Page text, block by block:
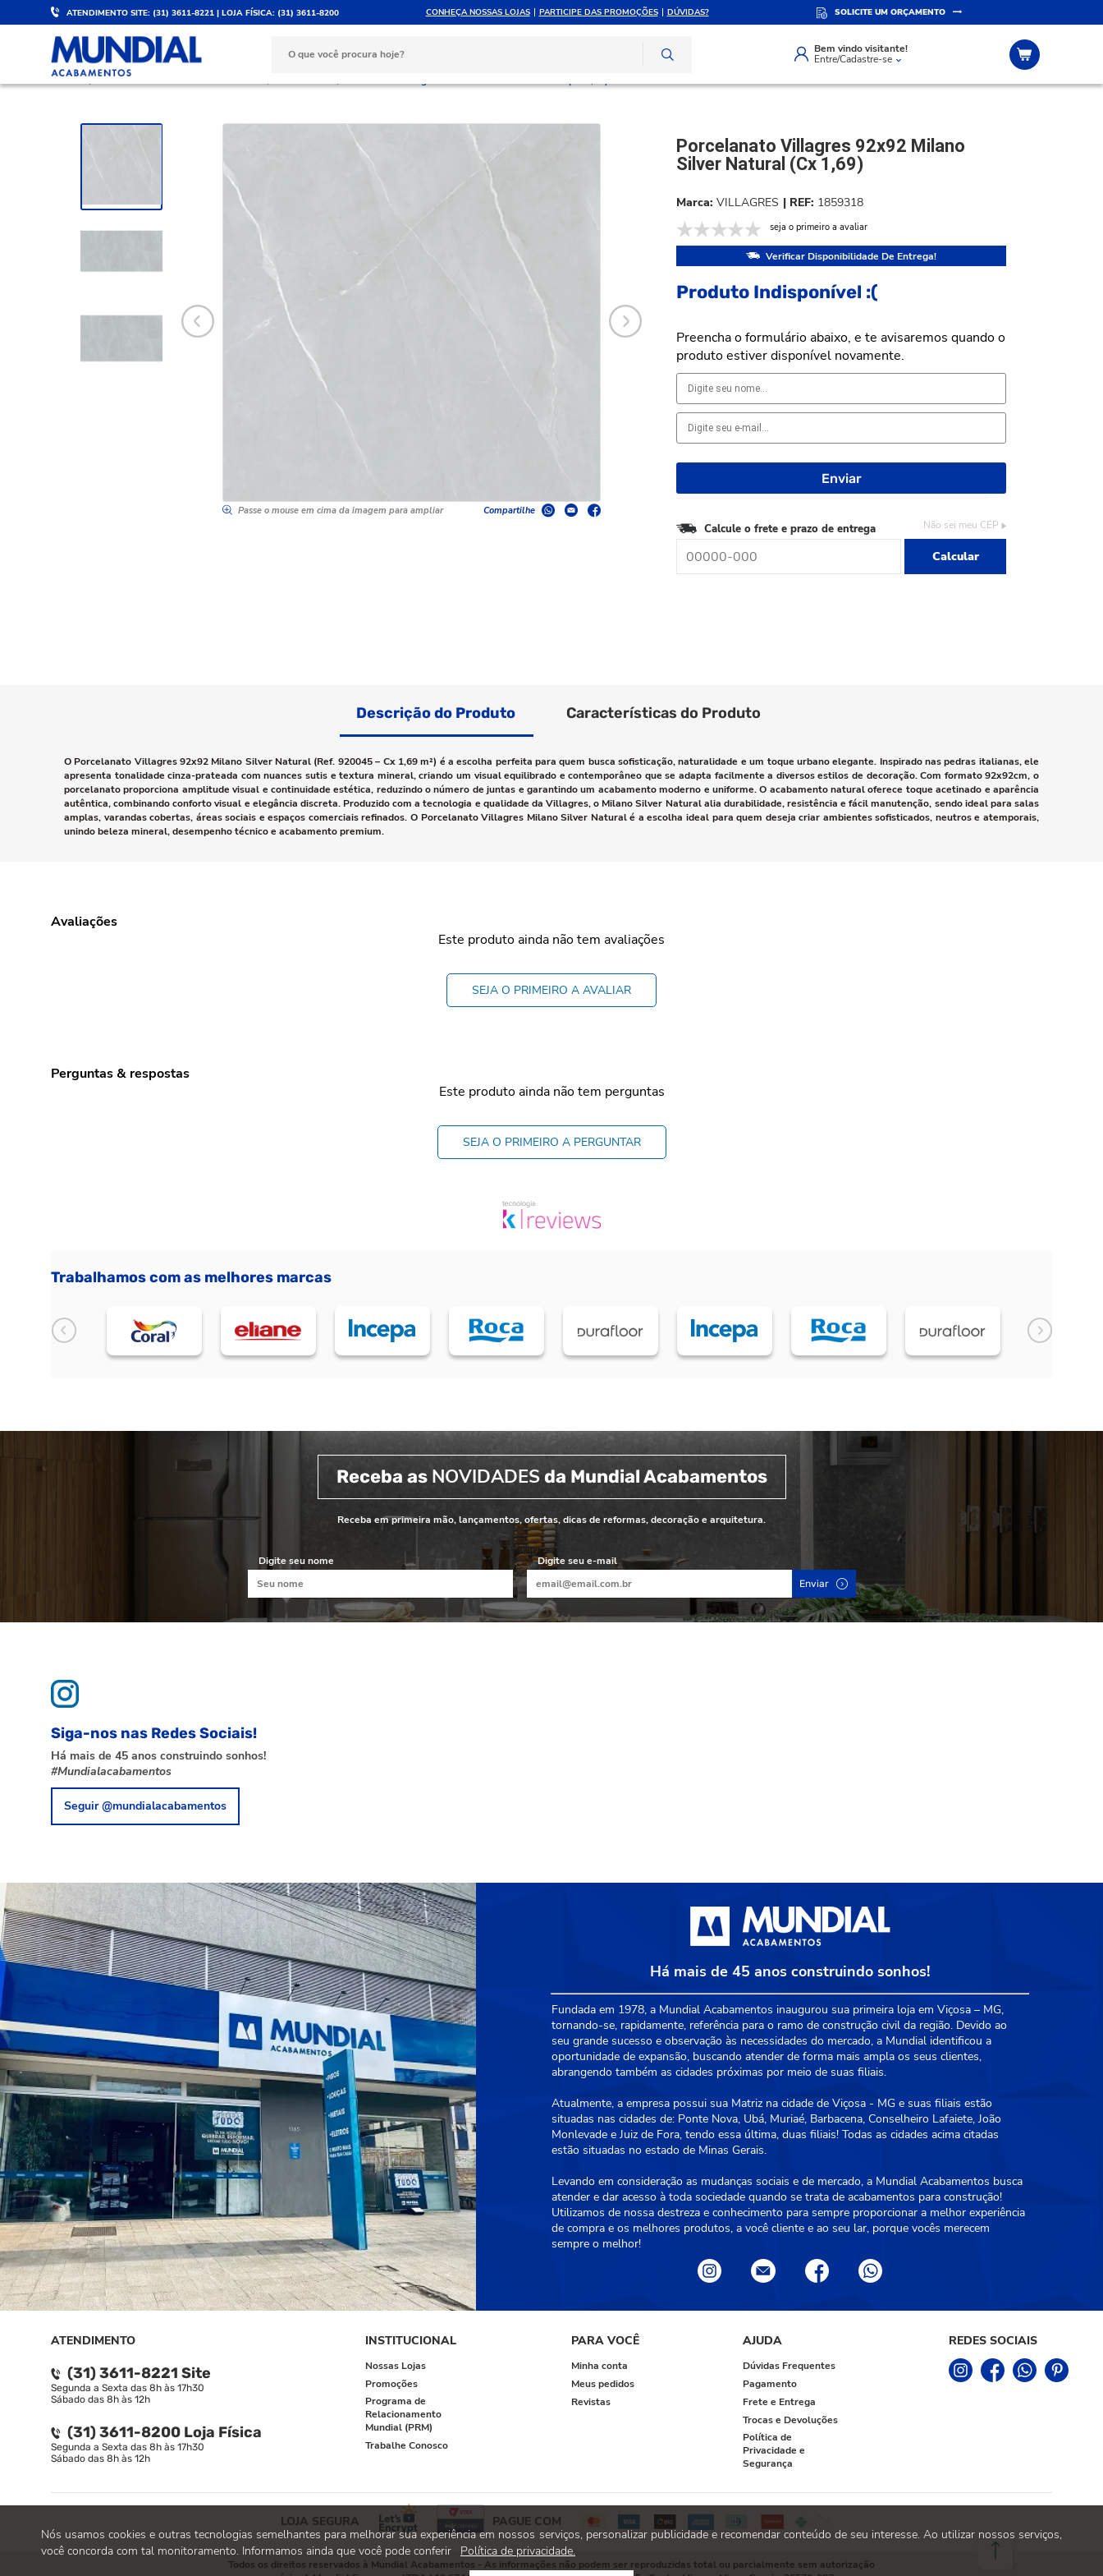
ATENDIMENTO SITE: (31) 3611-8221 | LOJA FÍSICA: (31) 3611-8200 CONHEÇA NOSSAS LOJAS PARTICIPE DAS PROMOÇÕES DÚVIDAS? SOLICITE UM ORÇAMENTO
Bem vindo visitante!
Entre/Cadastre-se
DESCONTO DE 5%
Válido para PIX e boleto
PARCELE ATÉ 10X SEM JUROS ATENDIMENTO PERSONALIZADO ATENDIMENTO PERSONALIZADO
PORCELANATOS E REVESTIMENTOS
Passe o mouse em cima da imagem para ampliar Compartilhe
Porcelanato Villagres 92x92 Milano
Silver Natural (Cx 1,69)
VILLAGRES 1859318
seja o primeiro a avaliar
Verificar Disponibilidade De Entrega!
Produto Indisponível :(
Preencha o formulário abaixo, e te avisaremos quando o
produto estiver disponível novamente.
Calcule o frete e prazo de entrega Não sei meu CEP
Calcular
Descrição do Produto Características do Produto
O Porcelanato Villagres 92x92 Milano Silver Natural (Ref. 920045 – Cx 1,69 m²) é a escolha perfeita para quem busca sofisticação, naturalidade e um toque urbano elegante. Inspirado nas pedras italianas, ele
apresenta tonalidade cinza-prateada com nuances sutis e textura mineral, criando um visual equilibrado e contemporâneo que se adapta facilmente a diversos estilos de decoração. Com formato 92x92cm, o
porcelanato proporciona amplitude visual e continuidade estética, reduzindo o número de juntas e garantindo um acabamento moderno e uniforme. O acabamento natural oferece toque acetinado e aparência
autêntica, combinando conforto visual e elegância discreta. Produzido com a tecnologia e qualidade da Villagres, o Milano Silver Natural alia durabilidade, resistência e fácil manutenção, sendo ideal para salas
amplas, varandas cobertas, áreas sociais e espaços comerciais refinados. O Porcelanato Villagres Milano Silver Natural é a escolha ideal para quem deseja criar ambientes sofisticados, neutros e atemporais,
unindo beleza mineral, desempenho técnico e acabamento premium.
Avaliações
Este produto ainda não tem avaliações
SEJA O PRIMEIRO A AVALIAR
Perguntas & respostas
Este produto ainda não tem perguntas
SEJA O PRIMEIRO A PERGUNTAR
Trabalhamos com as melhores marcas
Receba asNOVIDADES da Mundial Acabamentos
Receba em primeira mão, lançamentos, ofertas, dicas de reformas, decoração e arquitetura.
Digite seu nome Digite seu e-mail
Enviar
Siga-nos nas Redes Sociais!
Há mais de 45 anos construindo sonhos!
#Mundialacabamentos
Seguir @mundialacabamentos
Há mais de 45 anos construindo sonhos!
Fundada em 1978, a Mundial Acabamentos inaugurou sua primeira loja em Viçosa – MG,
tornando-se, rapidamente, referência para o ramo de construção civil da região. Devido ao
seu grande sucesso e observação às necessidades do mercado, a Mundial identificou a
oportunidade de expansão, buscando atender de forma mais ampla os seus clientes,
abrangendo também as cidades próximas por meio de suas filiais.
Atualmente, a empresa possui sua Matriz na cidade de Viçosa - MG e suas filiais estão
situadas nas cidades de: Ponte Nova, Ubá, Muriaé, Barbacena, Conselheiro Lafaiete, João
Monlevade e Juiz de Fora, tendo essa última, duas filiais! Todas as cidades acima citadas
estão situadas no estado de Minas Gerais.
Levando em consideração as mudanças sociais e de mercado, a Mundial Acabamentos busca
atender e dar acesso à toda sociedade quando se trata de acabamentos para construção!
Utilizamos de nossa destreza e conhecimento para sempre proporcionar a melhor experiência
de compra e os melhores produtos, a você cliente e ao seu lar, porque vocês merecem
sempre o melhor!
ATENDIMENTO
(31) 3611-8221 Site
Segunda a Sexta das 8h às 17h30
Sábado das 8h às 12h
(31) 3611-8200 Loja Física
Segunda a Sexta das 8h às 17h30
Sábado das 8h às 12h
INSTITUCIONAL
Nossas Lojas
Promoções
Programa de
Relacionamento
Mundial (PRM)
Trabalhe Conosco
PARA VOCÊ
Minha conta
Meus pedidos
Revistas
AJUDA
Dúvidas Frequentes
Pagamento
Frete e Entrega
Trocas e Devoluções
Política de
Privacidade e
Segurança
REDES SOCIAIS
PAGUE COM
LOJA SEGURA
Todos os direitos reservados à Mundial Acabamentos - As informações não podem ser reproduzidas total ou parcialmente sem autorização
Nós usamos cookies e outras tecnologias semelhantes para melhorar sua experiência em nossos serviços, personalizar publicidade e recomendar conteúdo de seu interesse. Ao utilizar nossos serviços,
você concorda com tal monitoramento. Informamos ainda que você pode conferir
Política de privacidade.